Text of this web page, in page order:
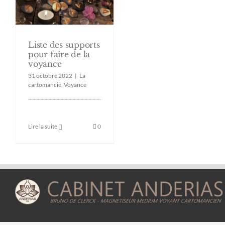
pour faire de la
voyance
Liste des supports
pour faire de la
voyance
31 octobre 2022 | La
cartomancie, Voyance
Lire la suite 0